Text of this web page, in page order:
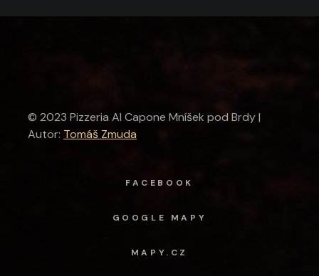
FACEBOOK
GOOGLE MAPY
MAPY.CZ
© 2023 Pizzeria Al Capone Mníšek pod Brdy |
Autor: Tomáš Zmuda